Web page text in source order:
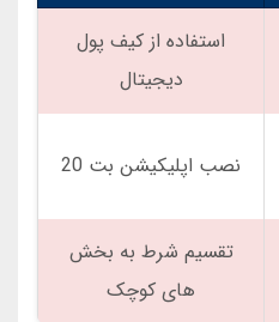
استفاده از کیف پول
دیجیتال
نصب اپلیکیشن بت 20
تقسیم شرط به بخش
های کوچک